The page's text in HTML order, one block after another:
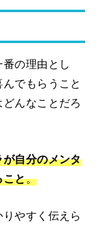
の理由とし
でもらうこと
んなことだろ
自分のメンタ
こと。
やすく伝えら